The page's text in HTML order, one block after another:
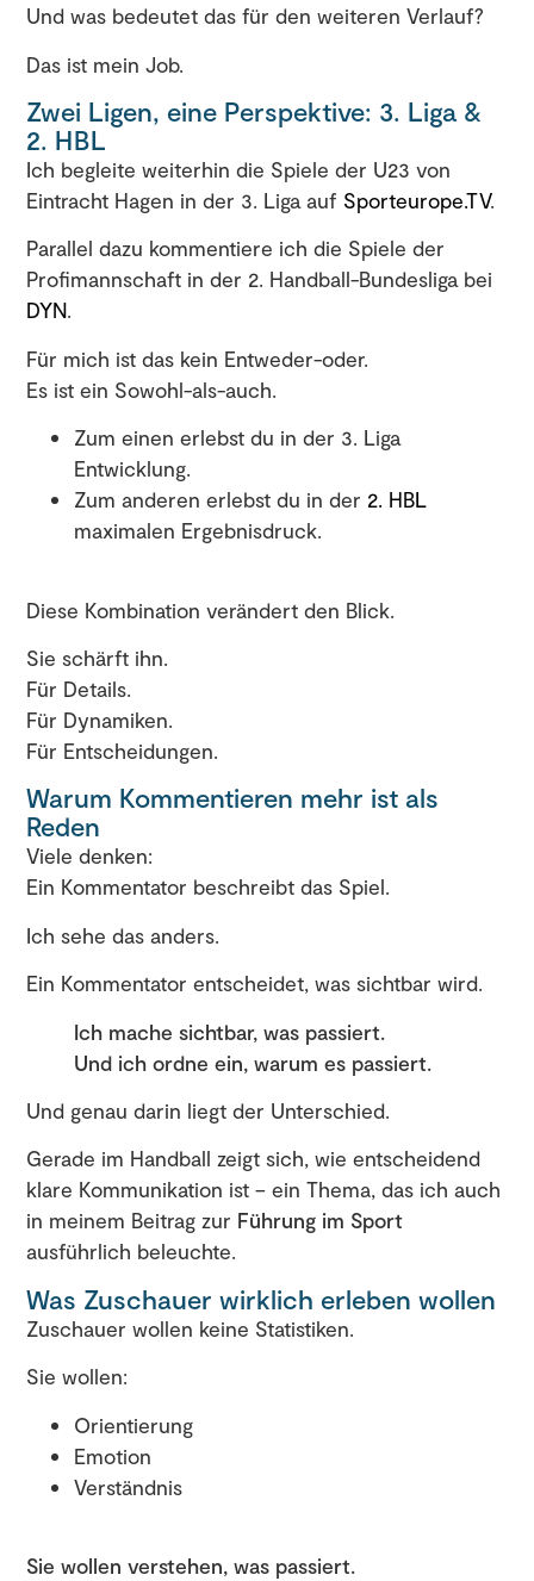
Und was bedeutet das für den weiteren Verlauf?
Das ist mein Job.
Zwei Ligen, eine Perspektive: 3. Liga &
2. HBL
Ich begleite weiterhin die Spiele der U23 von
Eintracht Hagen in der 3. Liga auf Sporteurope.TV.
Parallel dazu kommentiere ich die Spiele der
Profimannschaft in der 2. Handball-Bundesliga bei
DYN.
Für mich ist das kein Entweder-oder.
Es ist ein Sowohl-als-auch.
Zum einen erlebst du in der 3. Liga
Entwicklung.
Zum anderen erlebst du in der 2. HBL
maximalen Ergebnisdruck.
Diese Kombination verändert den Blick.
Sie schärft ihn.
Für Details.
Für Dynamiken.
Für Entscheidungen.
Warum Kommentieren mehr ist als
Reden
Viele denken:
Ein Kommentator beschreibt das Spiel.
Ich sehe das anders.
Ein Kommentator entscheidet, was sichtbar wird.
Ich mache sichtbar, was passiert.
Und ich ordne ein, warum es passiert.
Und genau darin liegt der Unterschied.
Gerade im Handball zeigt sich, wie entscheidend
klare Kommunikation ist – ein Thema, das ich auch
in meinem Beitrag zur Führung im Sport
ausführlich beleuchte.
Was Zuschauer wirklich erleben wollen
Zuschauer wollen keine Statistiken.
Sie wollen:
Orientierung
Emotion
Verständnis
Sie wollen verstehen, was passiert.